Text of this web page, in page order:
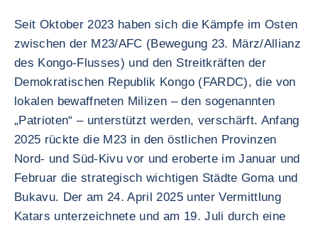
Seit Oktober 2023 haben sich die Kämpfe im Osten
zwischen der M23/AFC (Bewegung 23. März/Allianz
des Kongo-Flusses) und den Streitkräften der
Demokratischen Republik Kongo (FARDC), die von
lokalen bewaffneten Milizen – den sogenannten
„Patrioten“ – unterstützt werden, verschärft. Anfang
2025 rückte die M23 in den östlichen Provinzen
Nord- und Süd-Kivu vor und eroberte im Januar und
Februar die strategisch wichtigen Städte Goma und
Bukavu. Der am 24. April 2025 unter Vermittlung
Katars unterzeichnete und am 19. Juli durch eine